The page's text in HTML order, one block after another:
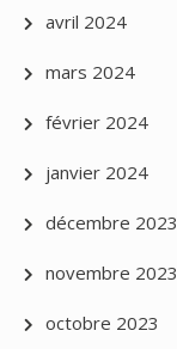
avril 2024
mars 2024
février 2024
janvier 2024
décembre 2023
novembre 2023
octobre 2023